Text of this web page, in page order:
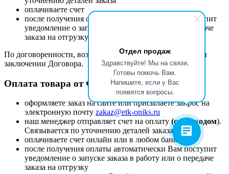
Отдел продаж
Здравствуйте! Мы на связи.
Готовы помочь Вам.
Напишите, если у Вас
появятся вопросы.
оплачиваете счет
после получения оплаты автоматически Вам поступит
уведомление о запуске заказа в работу или о передаче
заказа на отгрузку
По договоренности, возможны иные условия оплаты при
заключении Договора.
Оплата товара от Физического лица.
оформляете заказ на сайте или присылаете запрос на
электронную почту zakaz@etk-oniks.ru
наш менеджер отправляет счет на оплату(с QR-кодом).
Связывается по уточнению деталей заказа
оплачиваете счет онлайн или в любом банке
после получения оплаты автоматически Вам поступит
уведомление о запуске заказа в работу или о передаче
заказа на отгрузку